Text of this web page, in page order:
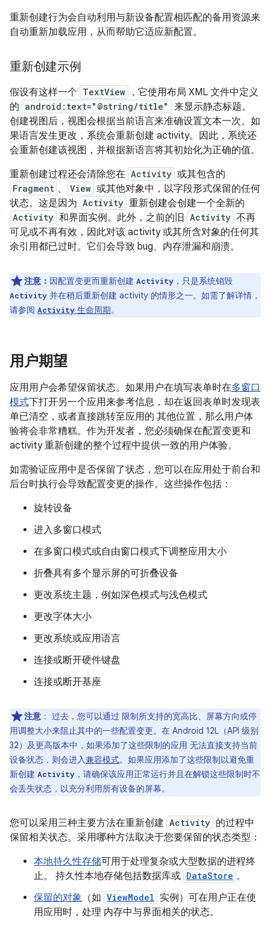
重新创建行为会自动利用与新设备配置相匹配的备用资源来
自动重新加载应用，从而帮助它适应新配置。
重新创建示例
假设有这样一个 TextView
，它使用布局 XML 文件中定义
的 android:text="@string/title"
来显示静态标题。
创建视图后，视图会根据当前语言来准确设置文本一次。如
果语言发生更改，系统会重新创建 activity。因此，系统还
会重新创建该视图，并根据新语言将其初始化为正确的值。
重新创建过程还会清除您在 Activity 或其包含的
Fragment 、 View 或其他对象中，以字段形式保留的任何
状态。这是因为 Activity 重新创建会创建一个全新的
Activity 和界面实例。此外，之前的旧 Activity 不再
可见或不再有效，因此对该 activity 或其所含对象的任何其
余引用都已过时。它们会导致 bug、内存泄漏和崩溃。
注意： 因配置变更而重新创建 Activity ，只是系统销毁
Activity 并在稍后重新创建 activity 的情形之一。如需了解详情，
请参阅 Activity 生命周期。
用户期望
应用用户会希望保留状态。如果用户在填写表单时在多窗口
模式下打开另一个应用来参考信息，却在返回表单时发现表
单已清空，或者直接跳转至应用的 其他位置，那么用户体
验将会非常糟糕。作为开发者，您必须确保在配置变更和
activity 重新创建的整个过程中提供一致的用户体验。
如需验证应用中是否保留了状态，您可以在应用处于前台和
后台时执行会导致配置变更的操作。这些操作包括：
旋转设备
进入多窗口模式
在多窗口模式或自由窗口模式下调整应用大小
折叠具有多个显示屏的可折叠设备
更改系统主题，例如深色模式与浅色模式
更改字体大小
更改系统或应用语言
连接或断开硬件键盘
连接或断开基座
注意 ： 过去，您可以通过 限制所支持的宽高比、屏幕方向或停
用调整大小来阻止其中的一些配置变更。在 Android 12L（API 级别
32）及更高版本中，如果添加了这些限制的应用 无法直接支持当前
设备状态，则会进入兼容模式。如果应用添加了这些限制以避免重
新创建 Activity ，请确保该应用正常运行并且在解锁这些限制时不
会丢失状态，以充分利用所有设备的屏幕。
您可以采用三种主要方法在重新创建 Activity 的过程中
保留相关状态。采用哪种方法取决于您要保留的状态类型：
本地持久性存储可用于处理复杂或大型数据的进程终
止。 持久性本地存储包括数据库或 DataStore 。
保留的对象 （如 ViewModel 实例）可在用户正在使
用应用时，处理 内存中与界面相关的状态。